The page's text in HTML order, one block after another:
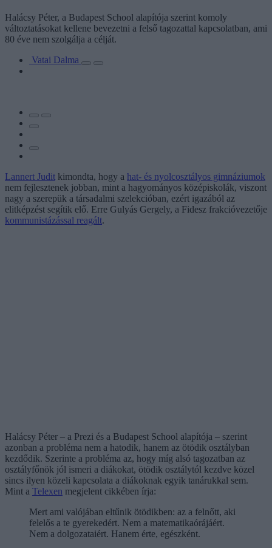
Halácsy Péter, a Budapest School alapítója szerint komoly
változtatásokat kellene bevezetni a felső tagozattal kapcsolatban, ami
80 éve nem szolgálja a célját.
Vatai Dalma
Lannert Judit kimondta, hogy a hat- és nyolcosztályos gimnáziumok
nem fejlesztenek jobban, mint a hagyományos középiskolák, viszont
nagy a szerepük a társadalmi szelekcióban, ezért igazából az
elitképzést segítik elő. Erre Gulyás Gergely, a Fidesz frakcióvezetője
kommunistázással reagált.
Halácsy Péter – a Prezi és a Budapest School alapítója – szerint
azonban a probléma nem a hatodik, hanem az ötödik osztályban
kezdődik. Szerinte a probléma az, hogy míg alsó tagozatban az
osztályfőnök jól ismeri a diákokat, ötödik osztálytól kezdve közel
sincs ilyen közeli kapcsolata a diákoknak egyik tanárukkal sem.
Mint a Telexen megjelent cikkében írja:
Mert ami valójában eltűnik ötödikben: az a felnőtt, aki
felelős a te gyerekedért. Nem a matematikaórájáért.
Nem a dolgozataiért. Hanem érte, egészként.